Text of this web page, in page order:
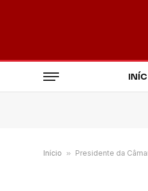
Início » Presidente da